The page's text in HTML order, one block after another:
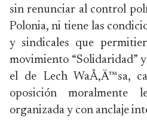
sin renunciar al control
Polonia, ni tiene las
y sindicales que
movimiento “Solidaridad”
el de Lech WaÅ‚Ä™sa,
oposición moralmente
organizada y con anclaje